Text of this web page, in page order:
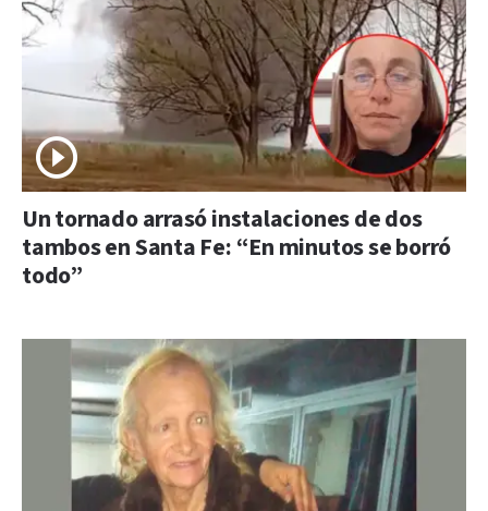
Un tornado arrasó instalaciones de dos
tambos en Santa Fe: “En minutos se borró
todo”